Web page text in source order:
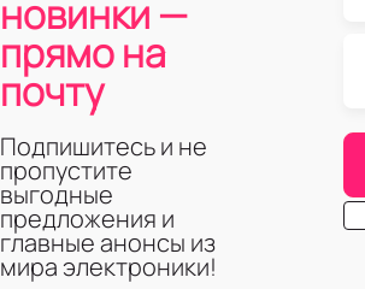
Данные
Наличие у
прозрачности
Оснащение
глубокими
отслеживанием
Надёжность.
новинки —
прямо на
почту
Подпишитесь и не
пропустите
выгодные
предложения и
главные анонсы из
мира электроники!